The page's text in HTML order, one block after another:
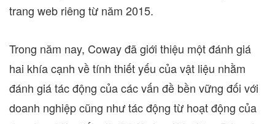
trang web riêng từ năm 2015.
Trong năm nay, Coway đã giới thiệu một đánh giá
hai khía cạnh về tính thiết yếu của vật liệu nhằm
đánh giá tác động của các vấn đề bền vững đối với
doanh nghiệp cũng như tác động từ hoạt động của